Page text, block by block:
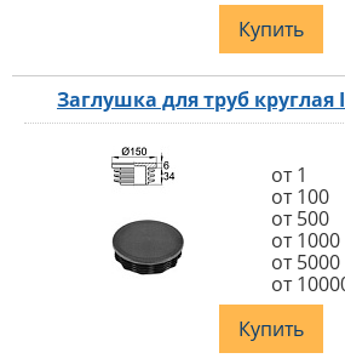
Купить
Заглушка для труб круглая
от 1
от 100
от 500
от 1000
от 5000
от
Купить